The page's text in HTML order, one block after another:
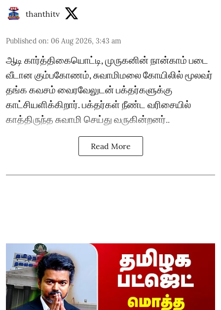
thanthitv
Published on: 06 Aug 2026, 3:43 am
ஆடி கார்த்திகையொட்டி, முருகனின் நான்காம் படை
வீடான கும்பகோணம், சுவாமிமலை கோயிலில் மூலவர்
தங்க கவசம் வைரவேலுடன் பக்தர்களுக்கு
காட்சியளிக்கிறார். பக்தர்கள் நீண்ட வரிசையில்
காத்திருந்த சுவாமி செய்து வருகின்றனர்..
Read More